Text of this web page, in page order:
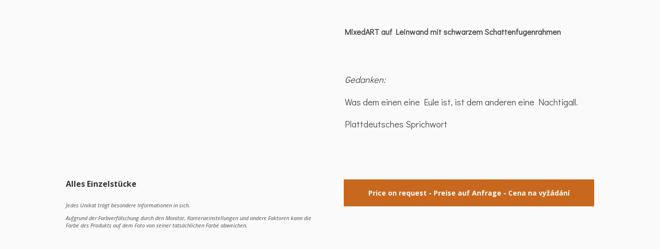
MixedART auf Leinwand mit schwarzem Schattenfugenrahmen
Gedanken:
Was dem einen eine Eule ist, ist dem anderen eine Nachtigall.
Plattdeutsches Sprichwort
Alles Einzelstücke
Jedes Unikat trägt besondere Informationen in sich.
Aufgrund der Farbverfälschung durch den Monitor, Kameraeinstellungen und andere Faktoren kann die
Farbe des Produkts auf dem Foto von seiner tatsächlichen Farbe abweichen.
Price on request - Preise auf Anfrage - Cena na vyžádání